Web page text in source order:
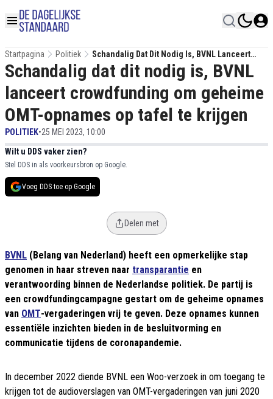
Startpagina Politiek
Schandalig Dat Dit Nodig Is, BVNL Lanceert
Crowdfunding Om Geheime OMT-Opnames Op
Tafel Te Krijgen
Schandalig dat dit nodig is, BVNL
lanceert crowdfunding om geheime
OMT-opnames op tafel te krijgen
POLITIEK•25 MEI 2023, 10:00
Wilt u DDS vaker zien?
Stel DDS in als voorkeursbron op Google.
Voeg DDS toe op Google
Delen met
BVNL (Belang van Nederland) heeft een opmerkelijke stap
genomen in haar streven naar transparantie en
verantwoording binnen de Nederlandse politiek. De partij is
een crowdfundingcampagne gestart om de geheime opnames
van OMT-vergaderingen vrij te geven. Deze opnames kunnen
essentiële inzichten bieden in de besluitvorming en
communicatie tijdens de coronapandemie.
In december 2022 diende BVNL een Woo-verzoek in om toegang te
krijgen tot de audioverslagen van OMT-vergaderingen van juni 2020